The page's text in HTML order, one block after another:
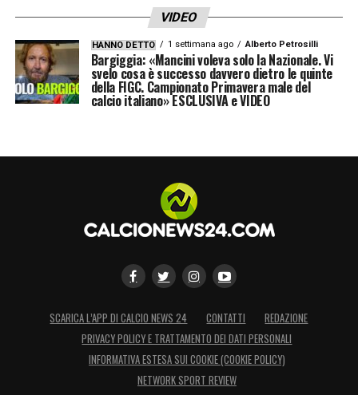
VIDEO
HANNO DETTO 1 settimana ago Alberto Petrosilli
Bargiggia: «Mancini voleva solo la Nazionale. Vi
svelo cosa è successo davvero dietro le quinte
della FIGC. Campionato Primavera male del
calcio italiano» ESCLUSIVA e VIDEO
SCARICA L’APP DI CALCIO NEWS 24 CONTATTI
REDAZIONE
PRIVACY POLICY E TRATTAMENTO DEI DATI PERSONALI
INFORMATIVA ESTESA SUI COOKIE (COOKIE POLICY)
NETWORK SPORT REVIEW